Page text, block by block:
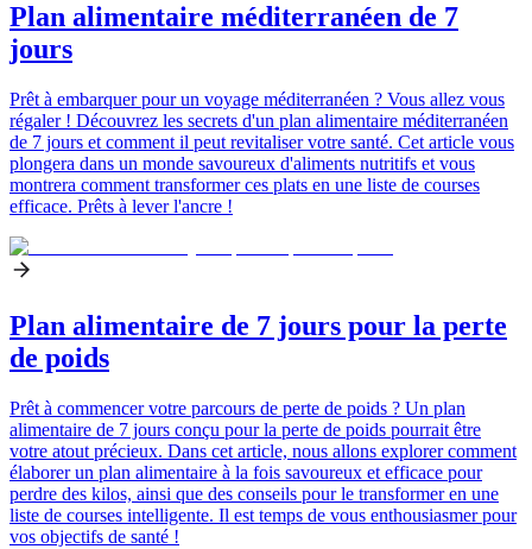
Plan alimentaire méditerranéen de 7
jours
Prêt à embarquer pour un voyage méditerranéen ? Vous allez vous
régaler ! Découvrez les secrets d'un plan alimentaire méditerranéen
de 7 jours et comment il peut revitaliser votre santé. Cet article vous
plongera dans un monde savoureux d'aliments nutritifs et vous
montrera comment transformer ces plats en une liste de courses
efficace. Prêts à lever l'ancre !
Plan alimentaire de 7 jours pour la perte
de poids
Prêt à commencer votre parcours de perte de poids ? Un plan
alimentaire de 7 jours conçu pour la perte de poids pourrait être
votre atout précieux. Dans cet article, nous allons explorer comment
élaborer un plan alimentaire à la fois savoureux et efficace pour
perdre des kilos, ainsi que des conseils pour le transformer en une
liste de courses intelligente. Il est temps de vous enthousiasmer pour
vos objectifs de santé !